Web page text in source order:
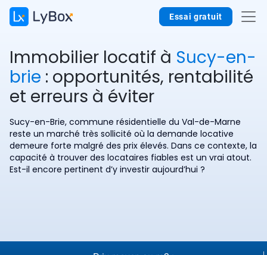
Essai gratuit
Immobilier locatif à Sucy-en-
brie : opportunités, rentabilité
et erreurs à éviter
Sucy-en-Brie, commune résidentielle du Val-de-Marne
reste un marché très sollicité où la demande locative
demeure forte malgré des prix élevés. Dans ce contexte, la
capacité à trouver des locataires fiables est un vrai atout.
Est-il encore pertinent d’y investir aujourd’hui ?